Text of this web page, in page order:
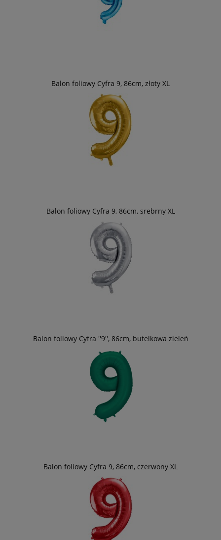
Balon foliowy Cyfra 9, 86cm, złoty XL
Balon foliowy Cyfra 9, 86cm, srebrny XL
Balon foliowy Cyfra ''9'', 86cm, butelkowa zieleń
Balon foliowy Cyfra 9, 86cm, czerwony XL